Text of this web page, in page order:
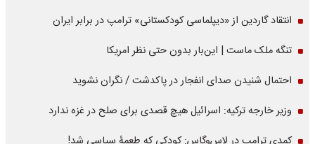
انتقاد گاردین از «دیپلماسی کودکستانی» ترامپ در برابر ایران
تنگه ملک ماست | این‌بار بدون حتی نظر امریکا
احتمال شنیدن صدای انفجار در پاکدشت / نگران نشوید
وزیر خارجه ترکیه: اسرائیل هیچ قصدی برای صلح در غزه ندارد